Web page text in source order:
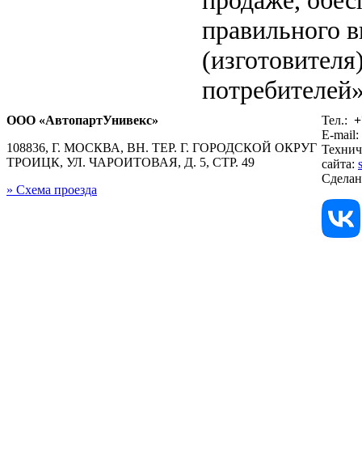
правильного
ООО «АвтопартУнивекс»
108836, Г. МОСКВА, ВН. ТЕР. Г. ГОРОДСКОЙ ОКРУГ
ТРОИЦК, УЛ. ЧАРОИТОВАЯ, Д. 5, СТР. 49
» Схема проезда
Тел.:
E-mail:
сайта: